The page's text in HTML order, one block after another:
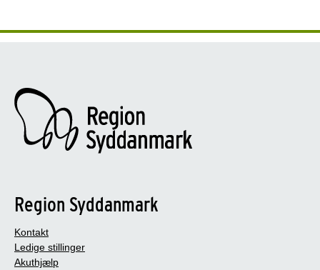
Region Syddanmark
Kontakt
Ledige stillinger
Akuthjælp